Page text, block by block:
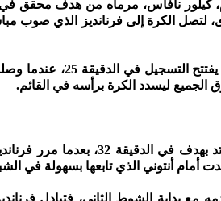
لتصل الكرة إلى فرنانديز الذي صوب
وكاد الفريق المضيف
الجميع ليسدد الكرة برأسه في القائم.
وتقدم مانشستر يونايتد بهدف في
أمام أنتوني الذي تابعها بسهولة في
مع بداية الشوط الثاني، فتبادل